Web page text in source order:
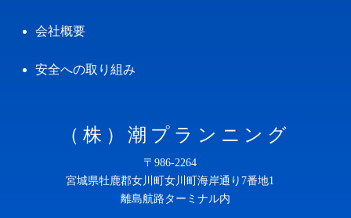
会社概要
安全への取り組み
（株）潮プランニング
〒986-2264
宮城県牡鹿郡女川町女川町海岸通り7番地1
離島航路ターミナル内